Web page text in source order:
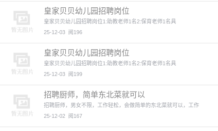
皇家贝贝幼儿园招聘岗位
皇家贝贝幼儿园招聘岗位1:助教老师1名2:保育老师1名具
25-12-03 阅196
皇家贝贝幼儿园招聘岗位
皇家贝贝幼儿园招聘岗位1:助教老师1名2:保育老师1名具
25-12-03 阅199
招聘厨师，简单东北菜就可以
招聘厨师，男女不限，工作轻松，会做简单的东北菜就可以，工作
25-12-02 阅167